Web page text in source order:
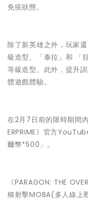
免疫狀態。
除了新英雄之外，玩家
級造型、「泰拉」和 「
等級造型。此外，提升
體遊戲體驗。
在2月7日前的限時期間
ERPRIME》官方
爾幣*500」。
《PARAGON: THE
稱射擊MOBA(多人線上